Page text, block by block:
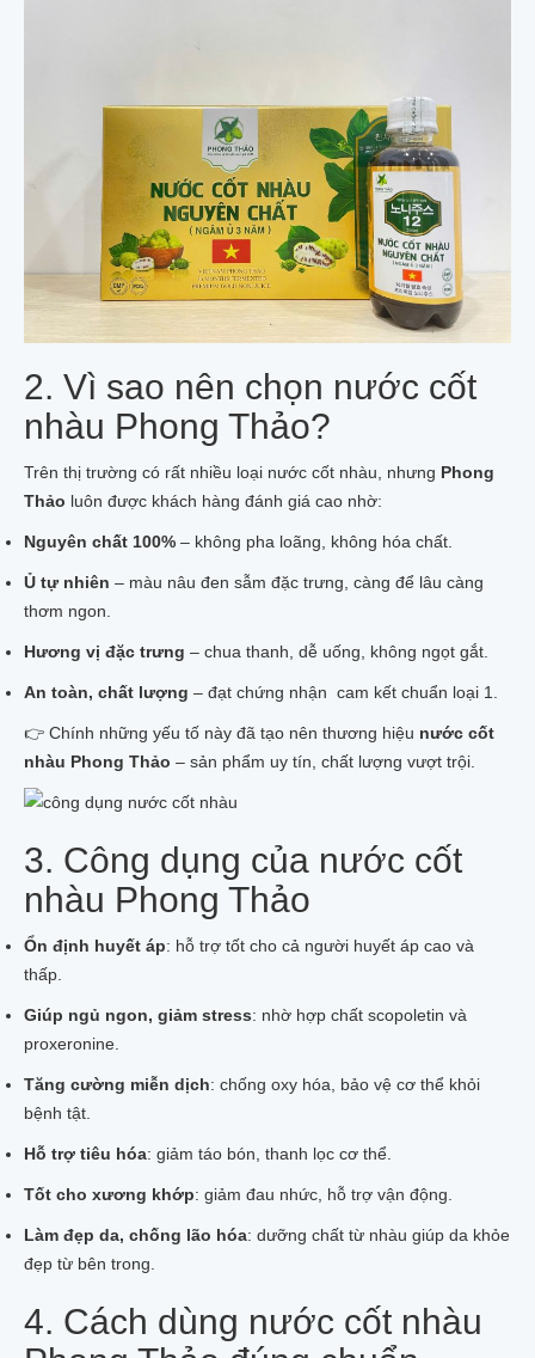
TRÁI NHÀU NGÂM ĐƯỜNG MÍA
NHÀU TƯƠI NGÂM ĐƯỜNG PHÈN
XÀ BÔNG NHÀU COCOSAVON
XÀ BÔNG NHÀU ADEVA
KEM CHỐNG NẮNG NHÀU
COLLAGEN TRÁI NHÀU
KEM ĐÁNH RĂNG NHÀU
02 BÁNH XÀ BÔNG NHÀU
SẢN PHẨM KHÁC TỪ NHÀU
CÂY NHÀU GIỐNG
100GR HẠT NHÀU GIỐNG
Tin tức
Liên hệ
2. Vì sao nên chọn nước cốt
nhàu Phong Thảo?
Trên thị trường có rất nhiều loại nước cốt nhàu, nhưng Phong
Thảo luôn được khách hàng đánh giá cao nhờ:
Nguyên chất 100% – không pha loãng, không hóa chất.
Ủ tự nhiên – màu nâu đen sẫm đặc trưng, càng để lâu càng
thơm ngon.
Hương vị đặc trưng – chua thanh, dễ uống, không ngọt gắt.
An toàn, chất lượng – đạt chứng nhận cam kết chuẩn loại 1.
👉 Chính những yếu tố này đã tạo nên thương hiệu nước cốt
nhàu Phong Thảo – sản phẩm uy tín, chất lượng vượt trội.
3. Công dụng của nước cốt
nhàu Phong Thảo
Ổn định huyết áp: hỗ trợ tốt cho cả người huyết áp cao và
thấp.
Giúp ngủ ngon, giảm stress: nhờ hợp chất scopoletin và
proxeronine.
Tăng cường miễn dịch: chống oxy hóa, bảo vệ cơ thể khỏi
bệnh tật.
Hỗ trợ tiêu hóa: giảm táo bón, thanh lọc cơ thể.
Tốt cho xương khớp: giảm đau nhức, hỗ trợ vận động.
Làm đẹp da, chống lão hóa: dưỡng chất từ nhàu giúp da khỏe
đẹp từ bên trong.
4. Cách dùng nước cốt nhàu